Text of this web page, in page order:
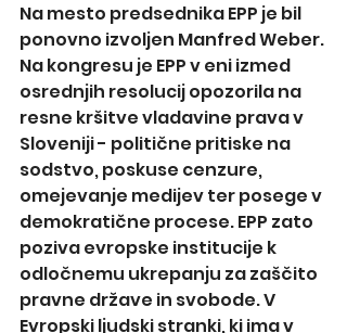
Na mesto predsednika EPP je bil
ponovno izvoljen Manfred Weber.
Na kongresu je EPP v eni izmed
osrednjih resolucij opozorila na
resne kršitve vladavine prava v
Sloveniji - politične pritiske na
sodstvo, poskuse cenzure,
omejevanje medijev ter posege v
demokratične procese. EPP zato
poziva evropske institucije k
odločnemu ukrepanju za zaščito
pravne države in svobode. V
Evropski ljudski stranki, ki ima v